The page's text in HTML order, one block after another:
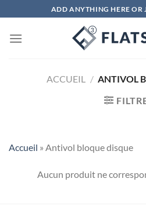
au
contenu
ADD ANYTHING HERE OR
ACCUEIL / ANTIVOL
Accueil » Antivol bloque disque
Aucun produit ne